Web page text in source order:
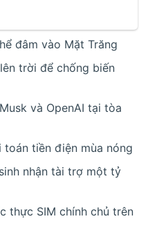
đâm vào Mặt Trăng
trời để chống biến
và OpenAI tại tòa
tiền điện mùa nóng
nhận tài trợ một tỷ
thực SIM chính chủ trên